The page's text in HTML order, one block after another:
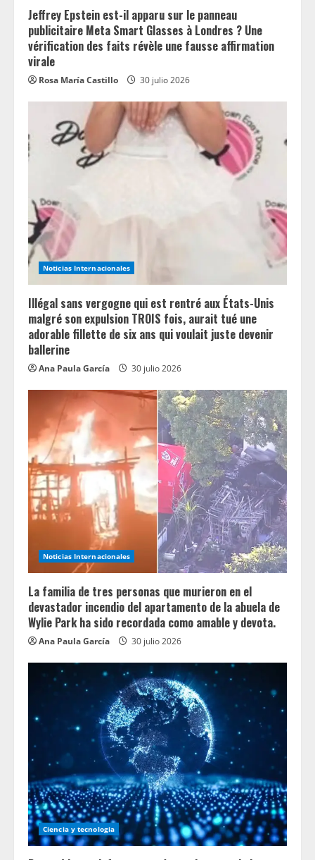
Jeffrey Epstein est-il apparu sur le panneau
publicitaire Meta Smart Glasses à Londres ? Une
vérification des faits révèle une fausse affirmation
virale
Rosa María Castillo 30 julio 2026
Noticias Internacionales
Illégal sans vergogne qui est rentré aux États-Unis
malgré son expulsion TROIS fois, aurait tué une
adorable fillette de six ans qui voulait juste devenir
ballerine
Ana Paula García 30 julio 2026
Noticias Internacionales
La familia de tres personas que murieron en el
devastador incendio del apartamento de la abuela de
Wylie Park ha sido recordada como amable y devota.
Ana Paula García 30 julio 2026
Ciencia y tecnologia